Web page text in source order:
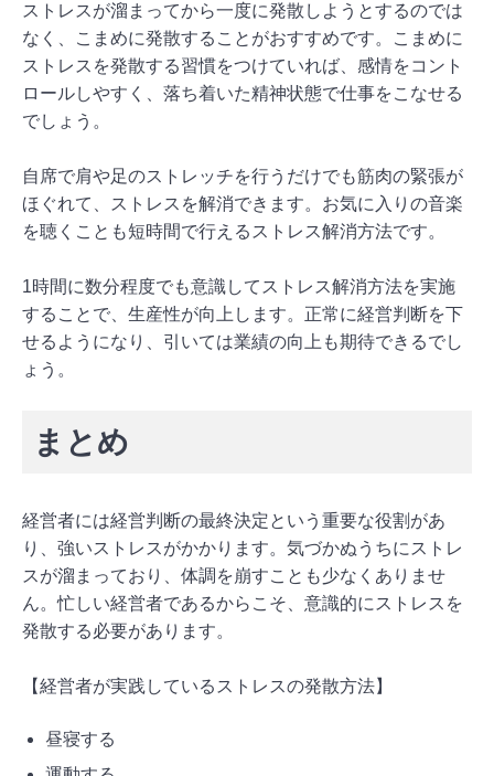
ストレスが溜まってから一度に発散しようとするのでは
なく、こまめに発散することがおすすめです。こまめに
ストレスを発散する習慣をつけていれば、感情をコント
ロールしやすく、落ち着いた精神状態で仕事をこなせる
でしょう。
自席で肩や足のストレッチを行うだけでも筋肉の緊張が
ほぐれて、ストレスを解消できます。お気に入りの音楽
を聴くことも短時間で行えるストレス解消方法です。
1時間に数分程度でも意識してストレス解消方法を実施
することで、生産性が向上します。正常に経営判断を下
せるようになり、引いては業績の向上も期待できるでし
ょう。
まとめ
経営者には経営判断の最終決定という重要な役割があ
り、強いストレスがかかります。気づかぬうちにストレ
スが溜まっており、体調を崩すことも少なくありませ
ん。忙しい経営者であるからこそ、意識的にストレスを
発散する必要があります。
【経営者が実践しているストレスの発散方法】
昼寝する